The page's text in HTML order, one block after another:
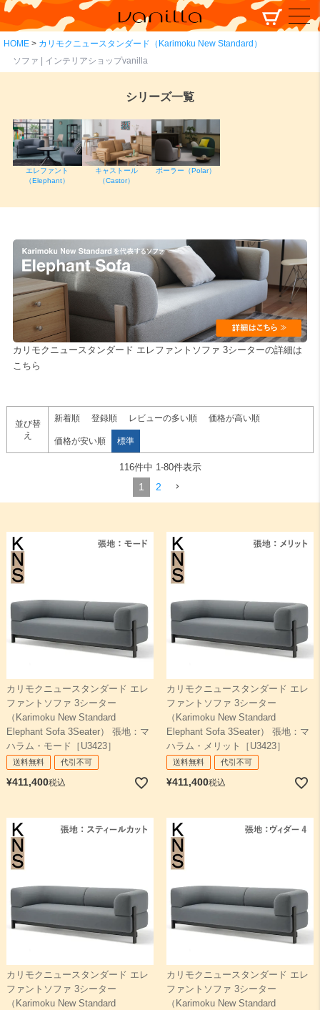
HOME
カリモクニュースタンダード（Karimoku New Standard）
ソファ | インテリアショップvanilla
シリーズ一覧
エレファント
（Elephant）
キャストール
（Castor）
ポーラー（Polar）
カリモクニュースタンダード エレファントソファ 3シーターの詳細は
こちら
並び替
え
新着順 登録順 レビューの多い順 価格が高い順
価格が安い順 標準
116件中 1-80件表示
1 2
カリモクニュースタンダード エレ
ファントソファ 3シーター
（Karimoku New Standard
Elephant Sofa 3Seater） 張地：マ
ハラム・モード［U3423］
送料無料 代引不可
¥411,400税込
カリモクニュースタンダード エレ
ファントソファ 3シーター
（Karimoku New Standard
Elephant Sofa 3Seater） 張地：マ
ハラム・メリット［U3423］
送料無料 代引不可
¥411,400税込
カリモクニュースタンダード エレ
ファントソファ 3シーター
（Karimoku New Standard
カリモクニュースタンダード エレ
ファントソファ 3シーター
（Karimoku New Standard